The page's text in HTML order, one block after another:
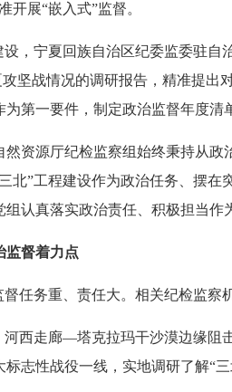
展“嵌入式”监督。
宁夏回族自治区纪委监委驻自
坚战情况的调研报告，精准提
第一要件，制定政治监督年度清
源厅纪检监察组始终秉持从政
北”工程建设作为政治任务、摆
认真落实政治责任、积极担当作
监督着力点
务重、责任大。相关纪检监察
走廊—塔克拉玛干沙漠边缘阻
志性战役一线，实地调研了解“